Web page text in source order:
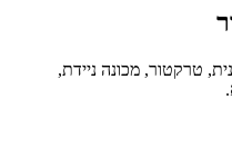
טרקטור, מכונה ניידת,